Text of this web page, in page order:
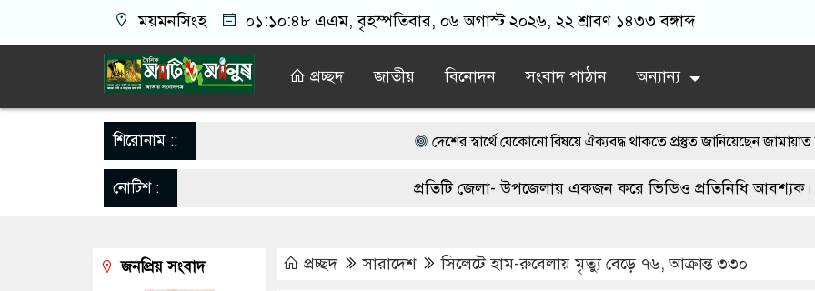
ময়মনসিংহ ০১:১০:৪৯ এএম, বৃহস্পতিবার, ০৬ অগাস্ট ২০২৬, ২২ শ্রাবণ ১৪৩৩ বঙ্গাব্দ
প্রচ্ছদ জাতীয় বিনোদন সংবাদ পাঠান অন্যান্য
শিরোনাম :: দেশের স্বার্থে যেকোনো বিষয়ে ঐক্যবদ্ধ থাকতে প্রস্তুত জানিয়েছেন জামায়াত আমির
শেখ হাসিনা রাজনৈতিক বক্তব্য দেবেন কি না, তা ভারতকেই স্পষ্ট করতে হবে বলেছেন
জাতীয় মৎস্য পক্ষ সফল করতে শেরপুরে প্রস্তুতি সভা যেকোনো বিশৃঙ্খলা প্রতিহত
নোটিশ :
প্রতিটি জেলা- উপজেলায় একজন করে ভিডিও প্রতিনিধি আবশ্যক।
প্রচ্ছদ
সারাদেশ সিলেটে হাম-রুবেলায় মৃত্যু বেড়ে ৭৬, আক্রান্ত ৩৩০
জনপ্রিয় সংবাদ